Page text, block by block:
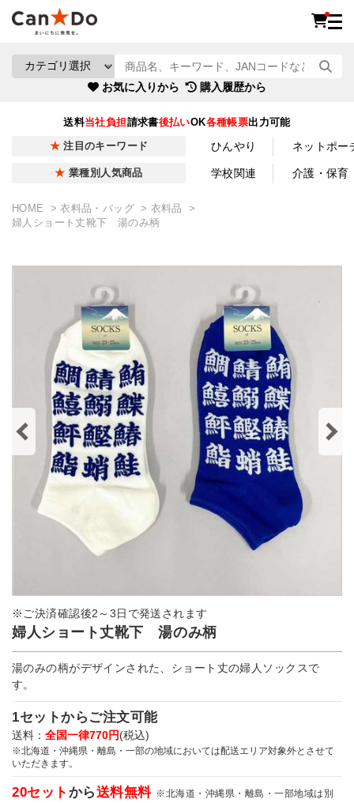
お気に入りから 購入履歴から
送料当社負担請求書後払いOK各種帳票出力可能
注目のキーワード ひんやり ネットポー
業種別人気商品 学校関連 介護・保育
HOME 衣料品・バッグ
衣料品
婦人ショート丈靴下 湯のみ柄
※ご決済確認後2～3日で発送されます
婦人ショート丈靴下 湯のみ柄
湯のみの柄がデザインされた、ショート丈の婦人ソックスで
す。
1セットからご注文可能
送料： 全国一律770円(税込)
※北海道・沖縄県・離島・一部の地域においては配送エリア対象外とさせて
いただきます。
20セット から送料無料 ※北海道・沖縄県・離島・一部地域は別